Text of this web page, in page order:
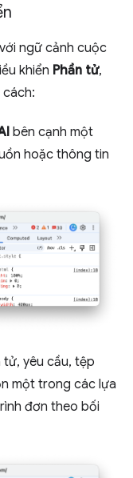
ngữ cảnh cuộc
khiển Phần tử,
bên cạnh một
hoặc thông tin
yêu cầu, tệp
một trong các lựa
đơn theo bối